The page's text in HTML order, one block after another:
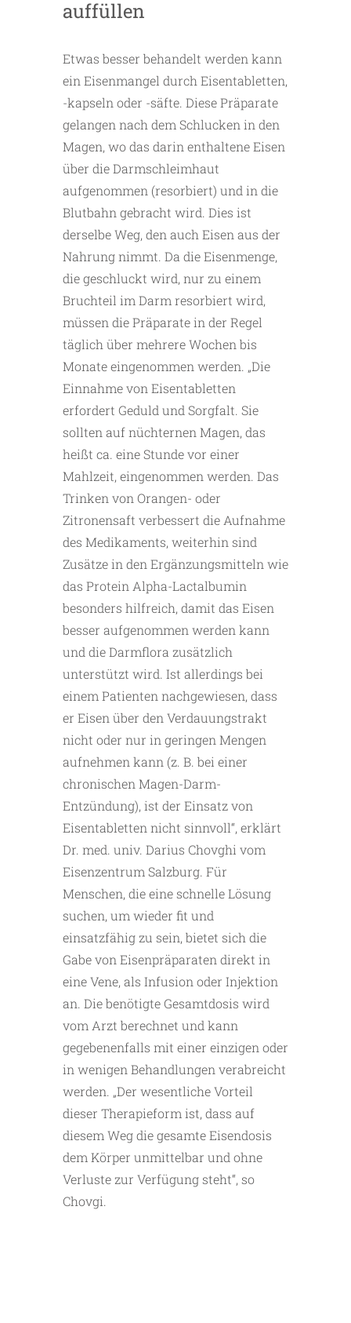
auffüllen
Etwas besser behandelt werden kann
ein Eisenmangel durch Eisentabletten,
-kapseln oder -säfte. Diese Präparate
gelangen nach dem Schlucken in den
Magen, wo das darin enthaltene Eisen
über die Darmschleimhaut
aufgenommen (resorbiert) und in die
Blutbahn gebracht wird. Dies ist
derselbe Weg, den auch Eisen aus der
Nahrung nimmt. Da die Eisenmenge,
die geschluckt wird, nur zu einem
Bruchteil im Darm resorbiert wird,
müssen die Präparate in der Regel
täglich über mehrere Wochen bis
Monate eingenommen werden. „Die
Einnahme von Eisentabletten
erfordert Geduld und Sorgfalt. Sie
sollten auf nüchternen Magen, das
heißt ca. eine Stunde vor einer
Mahlzeit, eingenommen werden. Das
Trinken von Orangen- oder
Zitronensaft verbessert die Aufnahme
des Medikaments, weiterhin sind
Zusätze in den Ergänzungsmitteln wie
das Protein Alpha-Lactalbumin
besonders hilfreich, damit das Eisen
besser aufgenommen werden kann
und die Darmflora zusätzlich
unterstützt wird. Ist allerdings bei
einem Patienten nachgewiesen, dass
er Eisen über den Verdauungstrakt
nicht oder nur in geringen Mengen
aufnehmen kann (z. B. bei einer
chronischen Magen-Darm-
Entzündung), ist der Einsatz von
Eisentabletten nicht sinnvoll“, erklärt
Dr. med. univ. Darius Chovghi vom
Eisenzentrum Salzburg. Für
Menschen, die eine schnelle Lösung
suchen, um wieder fit und
einsatzfähig zu sein, bietet sich die
Gabe von Eisenpräparaten direkt in
eine Vene, als Infusion oder Injektion
an. Die benötigte Gesamtdosis wird
vom Arzt berechnet und kann
gegebenenfalls mit einer einzigen oder
in wenigen Behandlungen verabreicht
werden. „Der wesentliche Vorteil
dieser Therapieform ist, dass auf
diesem Weg die gesamte Eisendosis
dem Körper unmittelbar und ohne
Verluste zur Verfügung steht“, so
Chovgi.